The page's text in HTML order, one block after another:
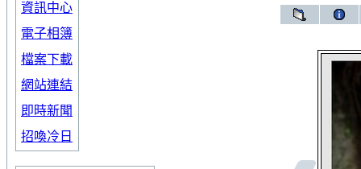
資訊中心
電子相簿
檔案下載
網站連結
即時新聞
招喚冷日